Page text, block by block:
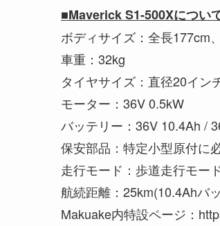
■Maverick S1-500Xについ
ボディサイズ：全長177cm
車重：32kg
タイヤサイズ：直径20イン
モーター：36V 0.5kW
バッテリー：36V 10.4Ah /
保安部品：特定小型原付に
走行モード：歩道走行モー
航続距離：25km(10.4Ahバ
Makuake内特設ページ：